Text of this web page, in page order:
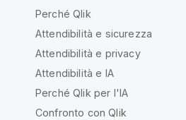
Perché Qlik
Attendibilità e sicurezza
Attendibilità e privacy
Attendibilità e IA
Perché Qlik per l'IA
Confronto con Qlik